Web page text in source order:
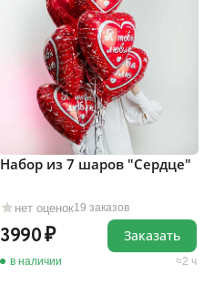
нет оценок19 заказов
Набор из 7 шаров "Сердце"
3990
в наличии 2 ч
Заказать